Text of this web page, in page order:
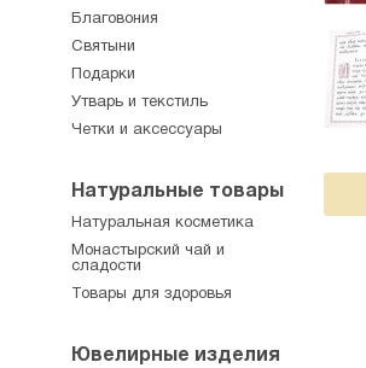
Благовония
Святыни
Подарки
Утварь и текстиль
Четки и аксессуары
Натуральные товары
Натуральная косметика
Монастырский чай и
сладости
Товары для здоровья
Ювелирные изделия